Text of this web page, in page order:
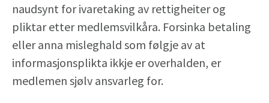
naudsynt for ivaretaking av rettigheiter og
pliktar etter medlemsvilkåra. Forsinka betaling
eller anna misleghald som følgje av at
informasjonsplikta ikkje er overhalden, er
medlemen sjølv ansvarleg for.